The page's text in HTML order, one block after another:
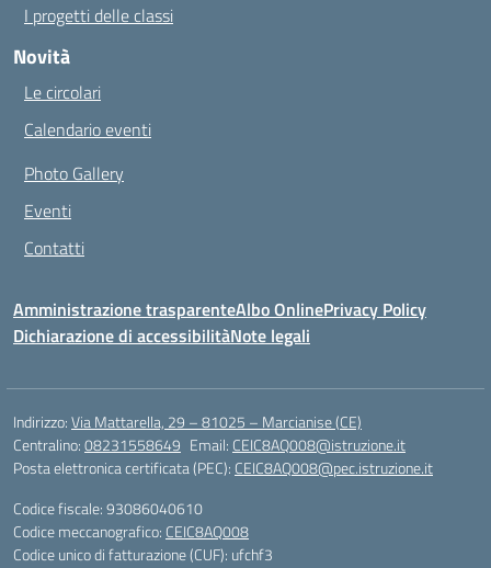
I progetti delle classi
Novità
Le circolari
Calendario eventi
Photo Gallery
Eventi
Contatti
Amministrazione trasparenteAlbo OnlinePrivacy Policy
Dichiarazione di accessibilitàNote legali
Indirizzo:Via Mattarella, 29 – 81025 – Marcianise (CE)
Centralino:08231558649 Email: CEIC8AQ008@istruzione.it
Posta elettronica certificata (PEC): CEIC8AQ008@pec.istruzione.it
Codice fiscale: 93086040610
Codice meccanografico: CEIC8AQ008
Codice unico di fatturazione (CUF): ufchf3